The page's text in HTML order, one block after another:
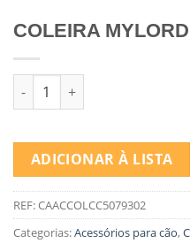
COLEIRA
Quantidade de COLEIRA
ADICIONAR À LISTA
REF:CAACCOLCC5079302
Categorias:Acessórios para cão,